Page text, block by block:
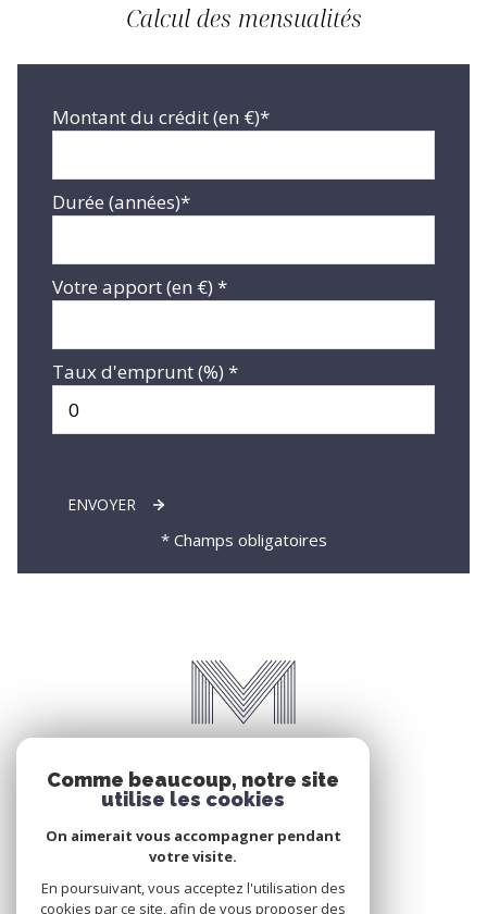
Calcul des mensualités
Montant du crédit (en €)*
Durée (années)*
Votre apport (en €) *
Taux d'emprunt (%) *
ENVOYER
* Champs obligatoires
Comme beaucoup, notre site
utilise les cookies
On aimerait vous accompagner pendant
votre visite.
En poursuivant, vous acceptez l'utilisation des
cookies par ce site, afin de vous proposer des